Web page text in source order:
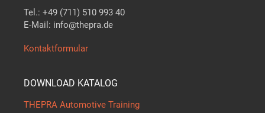
Tel.: +49 (711) 510 993 40
E-Mail: info@thepra.de
Kontaktformular
DOWNLOAD KATALOG
THEPRA Automotive Training